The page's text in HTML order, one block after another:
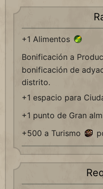
+1 Alimentos
Bonificación a
bonificación de
distrito.
+1 espacio para
+1 punto de Gran
+500 a Turismo